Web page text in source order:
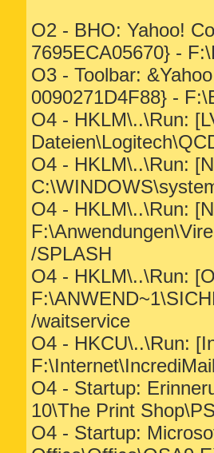
O2 - BHO: Yahoo!
7695ECA05670} -
O3 - Toolbar:
0090271D4F88} -
O4 - HKLM\..\Run:
O4 - HKLM\..\Run:
O4 - HKLM\..\Run:
/SPLASH
O4 - HKLM\..\Run:
/waitservice
O4 - HKCU\..\Run:
O4 - Startup:
10\The Print
O4 - Startup: